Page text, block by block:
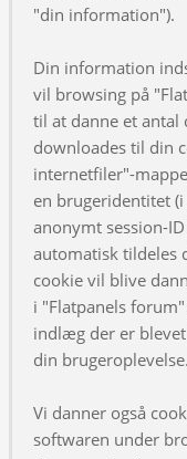
"din information").
Din information
vil browsing på
til at danne et antal
downloades til din
internetfiler"-
en brugeridentitet
anonymt session-
automatisk tildeles
cookie vil blive
i "Flatpanels
indlæg der er
din brugeroplevelse.
Vi danner også
softwaren under